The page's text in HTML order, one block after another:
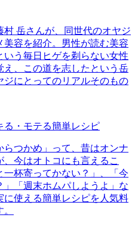
村 岳さんが、同世代のオヤジ
美容を紹介。男性が読む美容
う毎日ヒゲを剃らない女性
え、この道を志したという岳
ジにとってのリアルそのもの
る・モテる簡単レシピ
らつかめ」って、昔はオンナ
今はオトコにも言えるこ
一杯寄ってかない？」、「今
」「週末ホムパしようよ」な
に使える簡単レシピを人気料